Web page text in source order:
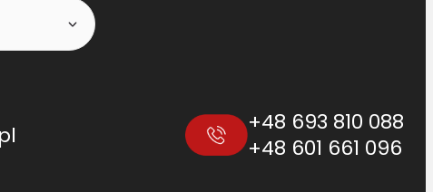
+48 693 810 088
+48 601 661 096